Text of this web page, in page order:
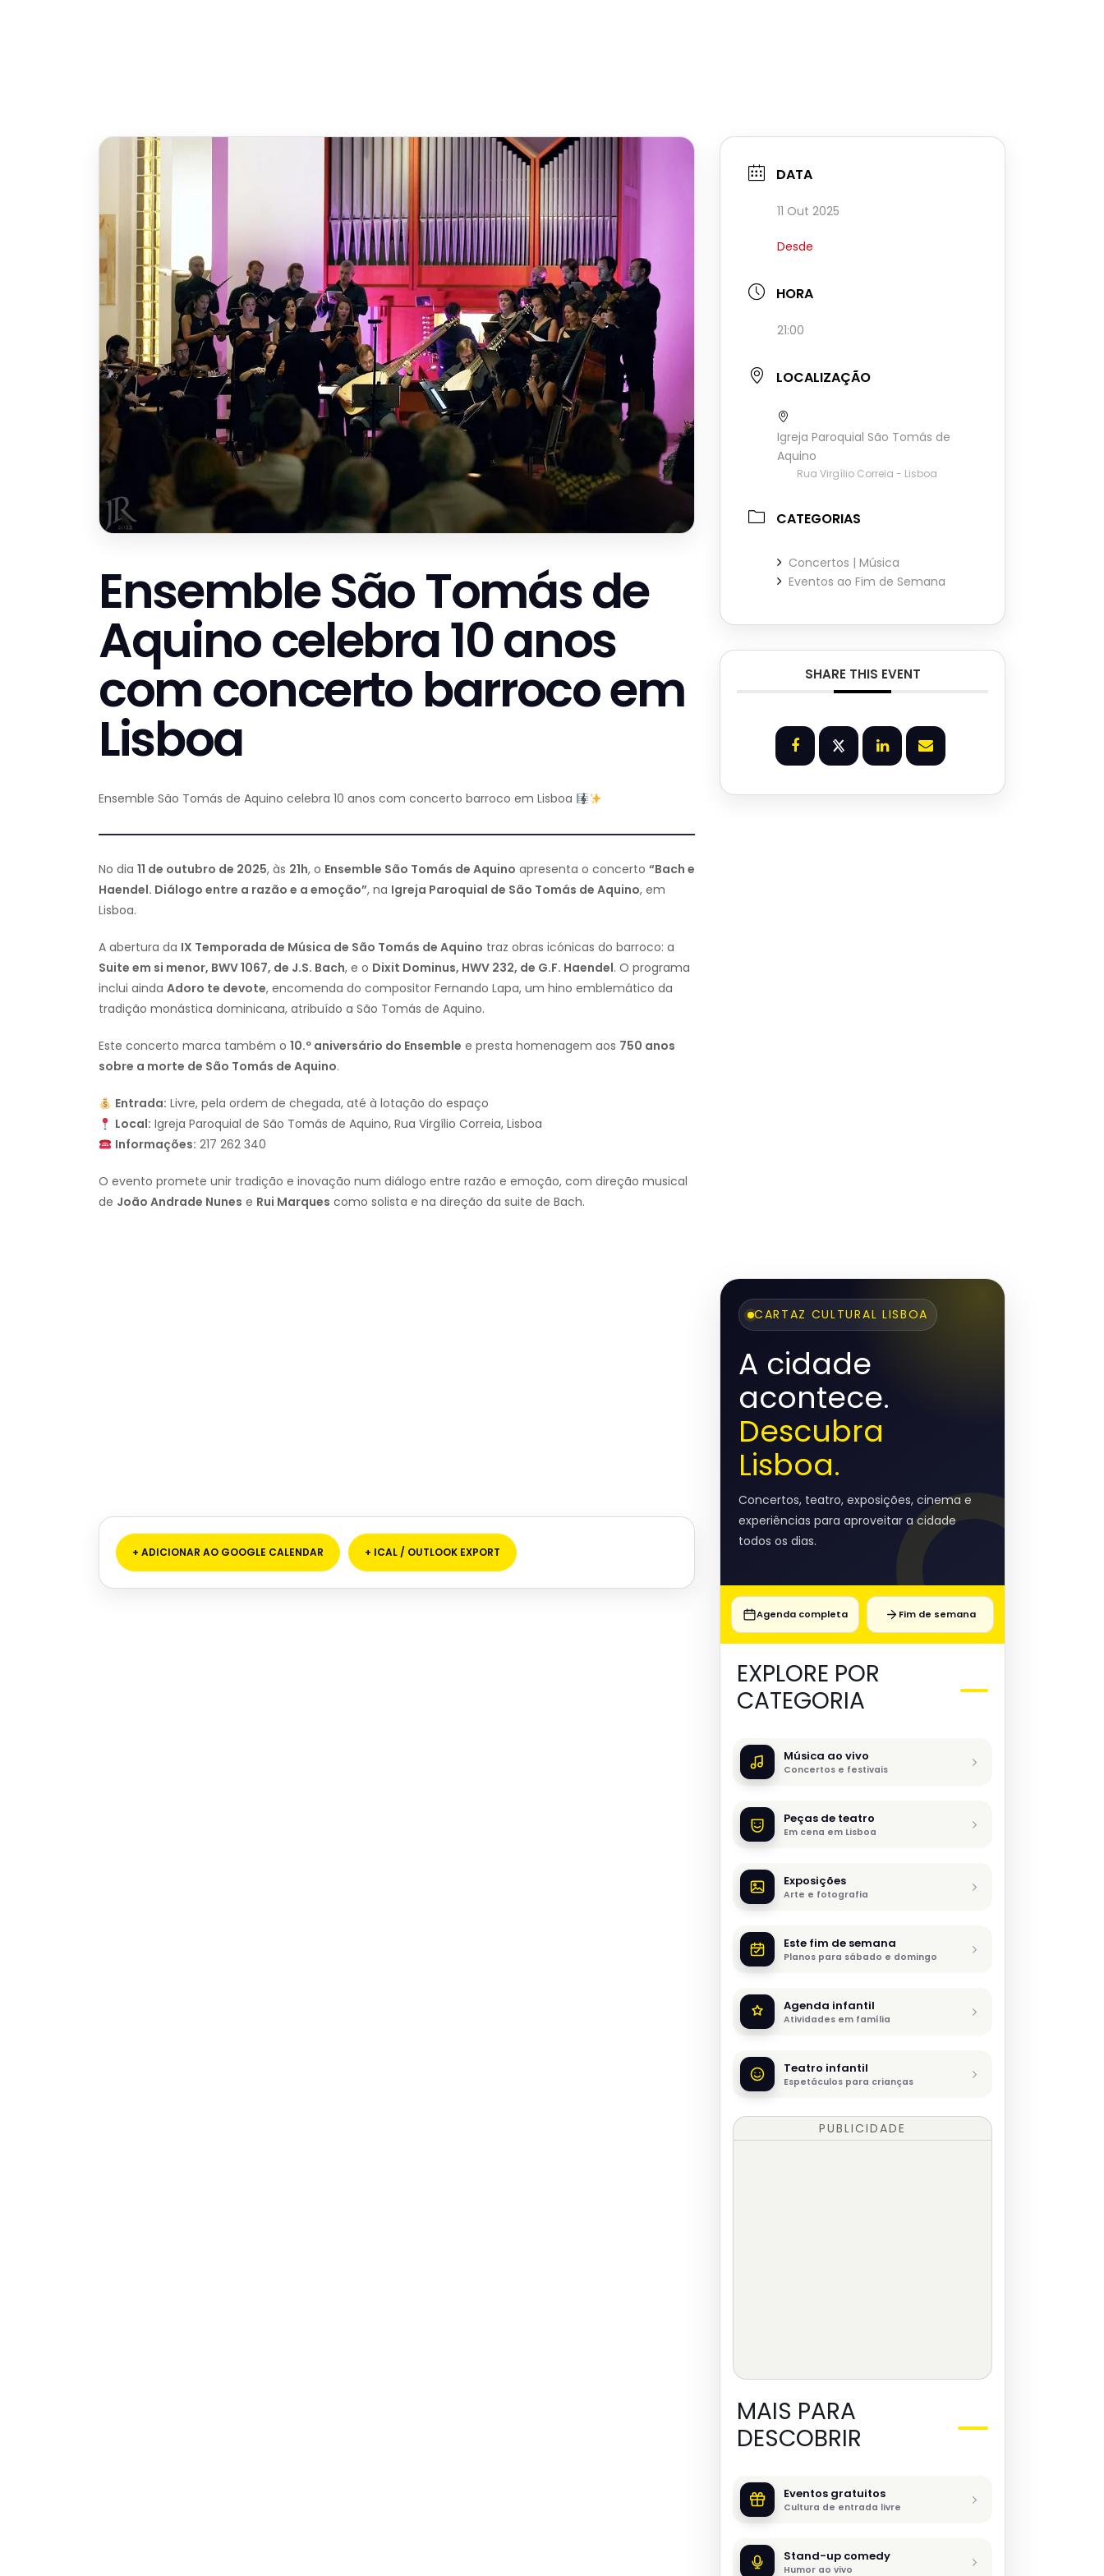
Ensemble São Tomás de
Aquino celebra 10 anos
com concerto barroco em
Lisboa
Ensemble São Tomás de Aquino celebra 10 anos com concerto barroco em Lisboa
No dia 11 de outubro de 2025, às 21h, o Ensemble São Tomás de Aquino apresenta o concerto “Bach e
Haendel. Diálogo entre a razão e a emoção”, na Igreja Paroquial de São Tomás de Aquino, em
Lisboa.
A abertura da IX Temporada de Música de São Tomás de Aquino traz obras icónicas do barroco: a
Suite em si menor, BWV 1067, de J.S. Bach, e o Dixit Dominus, HWV 232, de G.F. Haendel. O programa
inclui ainda Adoro te devote, encomenda do compositor Fernando Lapa, um hino emblemático da
tradição monástica dominicana, atribuído a São Tomás de Aquino.
Este concerto marca também o 10.º aniversário do Ensemble e presta homenagem aos 750 anos
sobre a morte de São Tomás de Aquino.
Entrada: Livre, pela ordem de chegada, até à lotação do espaço
Local: Igreja Paroquial de São Tomás de Aquino, Rua Virgílio Correia, Lisboa
Informações: 217 262 340
O evento promete unir tradição e inovação num diálogo entre razão e emoção, com direção musical
de João Andrade Nunes e Rui Marques como solista e na direção da suite de Bach.
+ ADICIONAR AO GOOGLE CALENDAR + ICAL / OUTLOOK EXPORT
DATA
11 Out 2025
Desde
HORA
21:00
LOCALIZAÇÃO
Igreja Paroquial São Tomás de
Aquino
Rua Virgílio Correia - Lisboa
CATEGORIAS
Concertos | Música
Eventos ao Fim de Semana
SHARE THIS EVENT
CARTAZ CULTURAL LISBOA
A cidade
acontece.
Descubra
Lisboa.
Concertos, teatro, exposições, cinema e
experiências para aproveitar a cidade
todos os dias.
Agenda completa Fim de semana
EXPLORE POR
CATEGORIA
Música ao vivo
Concertos e festivais
Peças de teatro
Em cena em Lisboa
Exposições
Arte e fotografia
Este fim de semana
Planos para sábado e domingo
Agenda infantil
Atividades em família
Teatro infantil
Espetáculos para crianças
PUBLICIDADE
MAIS PARA
DESCOBRIR
Eventos gratuitos
Cultura de entrada livre
Stand-up comedy
Humor ao vivo